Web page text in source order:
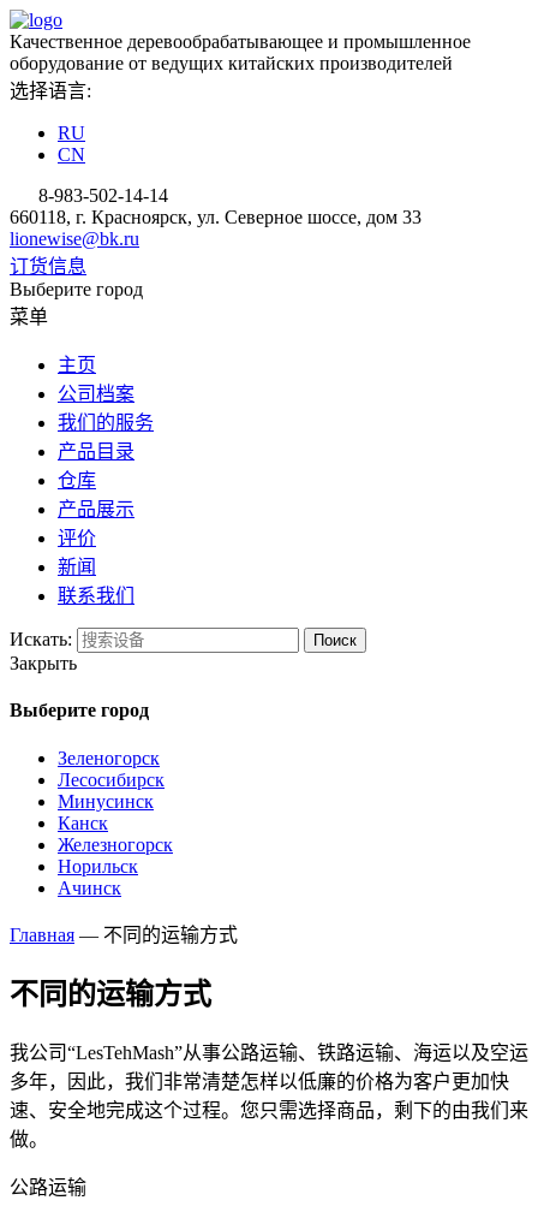
Качественное деревообрабатывающее и промышленное
оборудование от ведущих китайских производителей
选择语言:
RU
CN
8-983-502-14-14
660118, г. Красноярск, ул. Северное шоссе, дом 33
lionewise@bk.ru
订货信息
Выберите город
菜单
主页
公司档案
我们的服务
产品目录
仓库
产品展示
评价
新闻
联系我们
Искать: Поиск
Закрыть
Выберите город
Зеленогорск
Лесосибирск
Минусинск
Канск
Железногорск
Норильск
Ачинск
Главная — 不同的运输方式
不同的运输方式
我公司“LesTehMash”从事公路运输、铁路运输、海运以及空运
多年，因此，我们非常清楚怎样以低廉的价格为客户更加快
速、安全地完成这个过程。您只需选择商品，剩下的由我们来
做。
公路运输